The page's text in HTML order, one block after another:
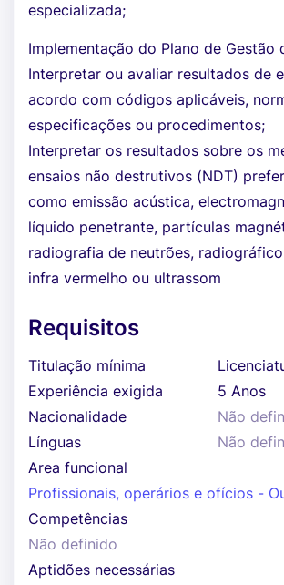
especializada;
Implementação do Plano de Gestão
Interpretar ou avaliar resultados de
acordo com códigos aplicáveis,
especificações ou procedimentos;
Interpretar os resultados sobre os
ensaios não destrutivos (NDT)
como emissão acústica,
líquido penetrante, partículas
radiografia de neutrões,
infra vermelho ou ultrassom
Requisitos
Titulação mínima
Experiência exigida
5 Anos
Nacionalidade
Não
Línguas
Não
Area funcional
Profissionais, operários e ofícios -
Competências
Não definido
Aptidões necessárias